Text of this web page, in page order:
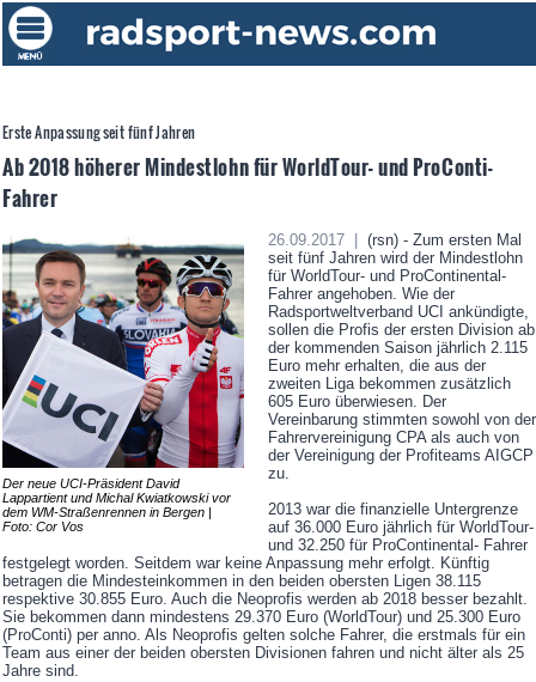
Erste Anpassung seit fünf Jahren
Ab 2018 höherer Mindestlohn für WorldTour- und ProConti-
Fahrer
Der neue UCI-Präsident David
Lappartient und Michal Kwiatkowski vor
dem WM-Straßenrennen in Bergen |
Foto: Cor Vos
26.09.2017 |
(rsn) - Zum ersten Mal
seit fünf Jahren wird der Mindestlohn
für WorldTour- und ProContinental-
Fahrer angehoben. Wie der
Radsportweltverband UCI ankündigte,
sollen die Profis der ersten Division ab
der kommenden Saison jährlich 2.115
Euro mehr erhalten, die aus der
zweiten Liga bekommen zusätzlich
605 Euro überwiesen. Der
Vereinbarung stimmten sowohl von der
Fahrervereinigung CPA als auch von
der Vereinigung der Profiteams AIGCP
zu.
2013 war die finanzielle Untergrenze
auf 36.000 Euro jährlich für WorldTour-
und 32.250 für ProContinental- Fahrer
festgelegt worden. Seitdem war keine Anpassung mehr erfolgt. Künftig
betragen die Mindesteinkommen in den beiden obersten Ligen 38.115
respektive 30.855 Euro. Auch die Neoprofis werden ab 2018 besser bezahlt.
Sie bekommen dann mindestens 29.370 Euro (WorldTour) und 25.300 Euro
(ProConti) per anno. Als Neoprofis gelten solche Fahrer, die erstmals für ein
Team aus einer der beiden obersten Divisionen fahren und nicht älter als 25
Jahre sind.